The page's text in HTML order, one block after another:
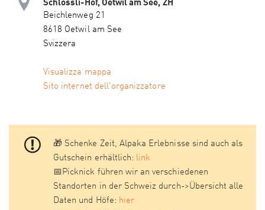
Beichlenweg 21
8618 Oetwil am See
Svizzera
Visualizza mappa
Sito internet dell'organizzatore
🎁 Schenke Zeit, Alpaka Erlebnisse sind auch als
Gutschein erhältlich: link
📅Picknick führen wir an verschiedenen
Standorten in der Schweiz durch->Übersicht alle
Daten und Höfe: hier